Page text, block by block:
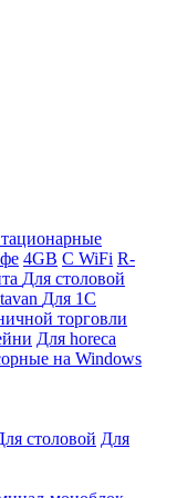
4GB С WiFi R-
Для столовой
Для 1С
торговли
Для horeca
на Windows
столовой Для